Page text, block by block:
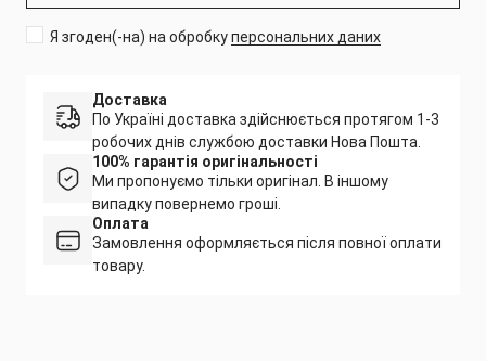
Я згоден(-на) на обробкуперсональних даних
Доставка
По Україні доставка здійснюється протягом 1-3
робочих днів службою доставки Нова Пошта.
100% гарантія оригінальності
Ми пропонуємо тільки оригінал. В іншому
випадку повернемо гроші.
Оплата
Замовлення оформляється після повної оплати
товару.